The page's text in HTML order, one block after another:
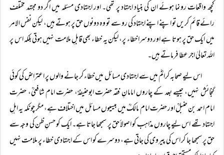
کچھ واقعات رونما ہوئے ان کی بنیاد اجتہاد پر تھی۔ اور اجتہادی مسئلہ میں اگر دو مجتہد مختلف
رائے قائم کریں تو اپنے اپنے اجتہاد کی رو سے تو وہ دونوں حق پر ہوتے ہیں، لیکن نفس الامر
میں ایک حق پر ہوتا ہے اور دوسرا خطاء پر، لیکن یہ خطاء بھی قابلِ ملامت نہیں ہوتی بلکہ اس پر
اللہ تعالیٰ اجر عطا فرماتے ہیں۔
اس لیے صحابہ کرامؓ میں سے اجتہادی مسائل میں خطاء کر جانے والوں پر اعتراض کی کوئی
گنجائش نہیں، جیسے بعد کے چاروں امامانِ فقہ حضرت ابوحنیفہؒ، حضرت امام شافعیؒ، حضرت
امام احمد بن حنبلؒ اور حضرت امام مالکؒ میں بیسیوں مسائل میں اختلاف ہے، مگر چونکہ یہ اہلِ
اجتہاد تھے اس لیے چاروں مذاہب کو اصولاً‌ حق پر سمجھا جاتا ہے۔ ایک کو حسنِ ظن کی وجہ سے
حق پر سمجھا جا کر اس کی پیروی کی جاتی ہے، دوسرے کو اس کے اجتہادی خطاء پر ملامت نہیں